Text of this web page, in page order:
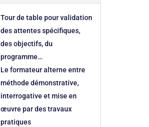
Tour de table pour validation
des attentes spécifiques,
des objectifs, du
programme…
Le formateur alterne entre
méthode démonstrative,
interrogative et mise en
œuvre par des travaux
pratiques